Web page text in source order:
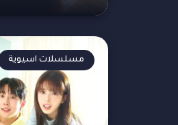
مسلسلات اسيوية